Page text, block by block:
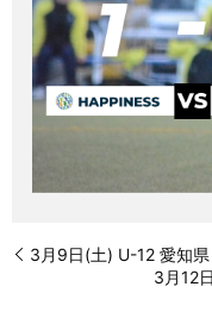
3月9日(土) U-12 愛知
3月12